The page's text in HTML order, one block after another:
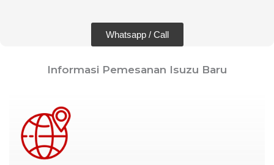
Whatsapp / Call
Informasi Pemesanan Isuzu Baru